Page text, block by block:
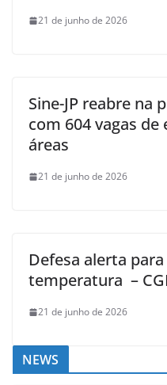
21 de junho de 2026
Sine-JP reabre na
com 604 vagas
áreas
21 de junho de 2026
Defesa alerta
temperatura –
21 de junho de 2026
NEWS